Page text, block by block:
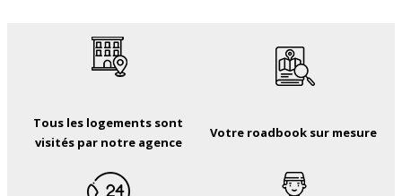
Tous les logements sont
visités par notre agence
Votre roadbook sur mesure